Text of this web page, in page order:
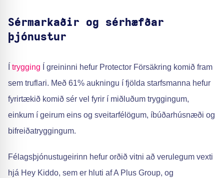
Sérmarkaðir og sérhæfðar
þjónustur
trygging Í greininni hefur Protector Försäkring komið fram
sem truflari. Með 61% aukningu í fjölda starfsmanna hefur
fyrirtækið komið sér vel fyrir í miðluðum tryggingum,
einkum í geirum eins og sveitarfélögum, íbúðarhúsnæði og
bifreiðatryggingum.
Félagsþjónustugeirinn hefur orðið vitni að verulegum vexti
hjá Hey Kiddo, sem er hluti af A Plus Group, og